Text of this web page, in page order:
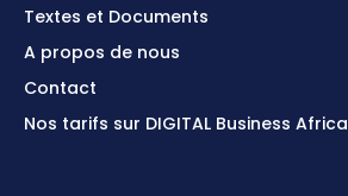
Textes et Documents
A propos de nous
Contact
Nos tarifs sur DIGITAL Business Africa